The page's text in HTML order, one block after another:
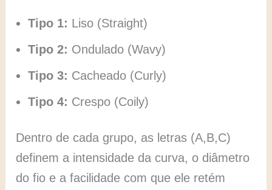
Tipo 1: Liso (Straight)
Tipo 2: Ondulado (Wavy)
Tipo 3: Cacheado (Curly)
Tipo 4: Crespo (Coily)
Dentro de cada grupo, as letras (A,B,C)
definem a intensidade da curva, o diâmetro
do fio e a facilidade com que ele retém